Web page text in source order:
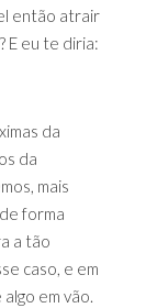
então atrair
E eu te diria:
da
da
mais
forma
a tão
caso, e em
em vão.